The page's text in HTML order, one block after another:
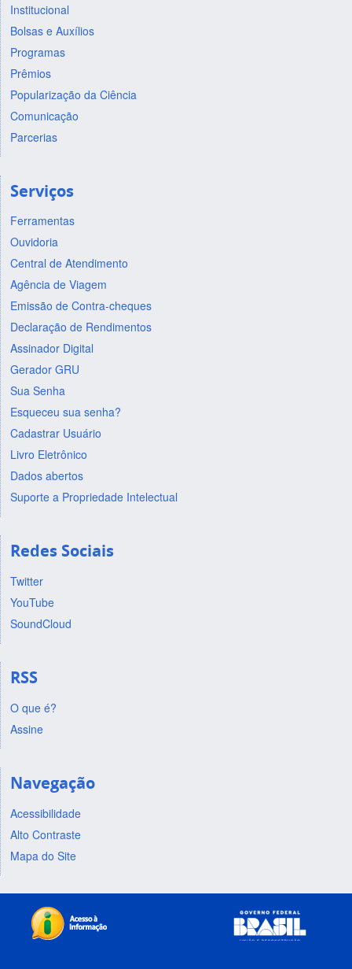
Institucional
Bolsas e Auxílios
Programas
Prêmios
Popularização da Ciência
Comunicação
Parcerias
Serviços
Ferramentas
Ouvidoria
Central de Atendimento
Agência de Viagem
Emissão de Contra-cheques
Declaração de Rendimentos
Assinador Digital
Gerador GRU
Sua Senha
Esqueceu sua senha?
Cadastrar Usuário
Livro Eletrônico
Dados abertos
Suporte a Propriedade Intelectual
Redes Sociais
Twitter
YouTube
SoundCloud
RSS
O que é?
Assine
Navegação
Acessibilidade
Alto Contraste
Mapa do Site